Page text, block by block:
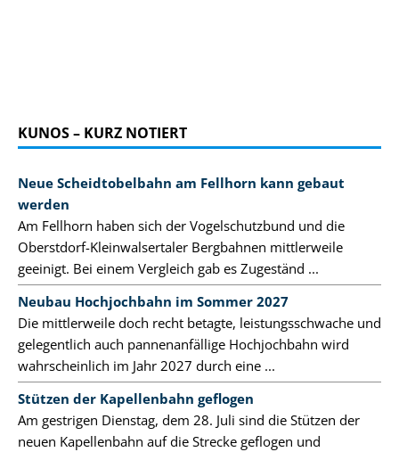
KUNOS – KURZ NOTIERT
Neue Scheidtobelbahn am Fellhorn kann gebaut
werden
Am Fellhorn haben sich der Vogelschutzbund und die
Oberstdorf-Kleinwalsertaler Bergbahnen mittlerweile
geeinigt. Bei einem Vergleich gab es Zugeständ ...
Neubau Hochjochbahn im Sommer 2027
Die mittlerweile doch recht betagte, leistungsschwache und
gelegentlich auch pannenanfällige Hochjochbahn wird
wahrscheinlich im Jahr 2027 durch eine ...
Stützen der Kapellenbahn geflogen
Am gestrigen Dienstag, dem 28. Juli sind die Stützen der
neuen Kapellenbahn auf die Strecke geflogen und